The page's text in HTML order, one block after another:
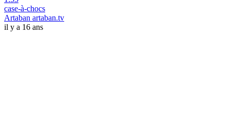
case-à-chocs
Artaban artaban.tv
il y a 16 ans